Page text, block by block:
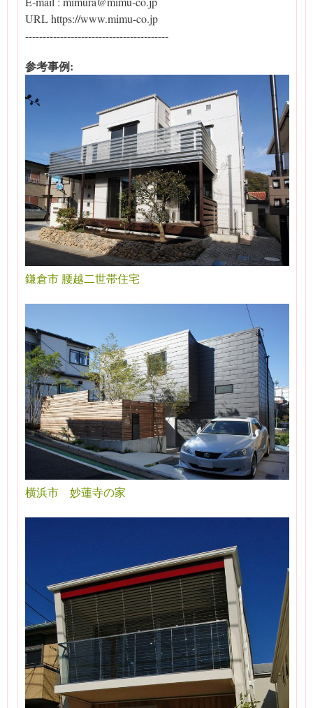
URL https://www.mimu-co.jp
-----------------------------------------
参考事例:
鎌倉市 腰越二世帯住宅
横浜市 妙蓮寺の家